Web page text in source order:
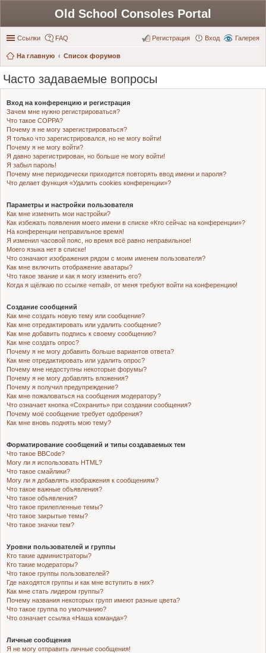
Old School Consoles Portal
Ссылки Галерея
FAQ Вход
Регистрация
На главную Список форумов
Часто задаваемые вопросы
Вход на конференцию и регистрация
Зачем мне нужно регистрироваться?
Что такое COPPA?
Почему я не могу зарегистрироваться?
Я только что зарегистрировался, но не могу войти!
Почему я не могу войти?
Я давно зарегистрирован, но больше не могу войти!
Я забыл пароль!
Почему мне периодически приходится повторять ввод имени и пароля?
Что делает функция «Удалить cookies конференции»?
Параметры и настройки пользователя
Как мне изменить мои настройки?
Как избежать появления моего имени в списке «Кто сейчас на конференции»?
На конференции неправильное время!
Я изменил часовой пояс, но время всё равно неправильное!
Моего языка нет в списке!
Что означают изображения рядом с моим именем пользователя?
Как мне включить отображение аватары?
Что такое звание и как я могу изменить его?
Когда я щёлкаю по ссылке «email», от меня требуют войти на конференцию!
Создание сообщений
Как мне создать новую тему или сообщение?
Как мне отредактировать или удалить сообщение?
Как мне добавить подпись к своему сообщению?
Как мне создать опрос?
Почему я не могу добавить больше вариантов ответа?
Как мне отредактировать или удалить опрос?
Почему мне недоступны некоторые форумы?
Почему я не могу добавлять вложения?
Почему я получил предупреждение?
Как мне пожаловаться на сообщения модератору?
Что означает кнопка «Сохранить» при создании сообщения?
Почему моё сообщение требует одобрения?
Как мне вновь поднять мою тему?
Форматирование сообщений и типы создаваемых тем
Что такое BBCode?
Могу ли я использовать HTML?
Что такое смайлики?
Могу ли я добавлять изображения к сообщениям?
Что такое важные объявления?
Что такое объявления?
Что такое прилепленные темы?
Что такое закрытые темы?
Что такое значки тем?
Уровни пользователей и группы
Кто такие администраторы?
Кто такие модераторы?
Что такое группы пользователей?
Где находятся группы и как мне вступить в них?
Как мне стать лидером группы?
Почему названия некоторых групп имеют разные цвета?
Что такое группа по умолчанию?
Что означает ссылка «Наша команда»?
Личные сообщения
Я не могу отправить личные сообщения!